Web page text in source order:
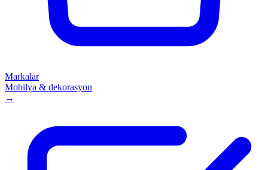
Markalar
Mobilya & dekorasyon
→